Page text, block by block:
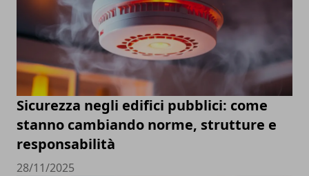
Sicurezza negli edifici pubblici: come
stanno cambiando norme, strutture e
responsabilità
28/11/2025